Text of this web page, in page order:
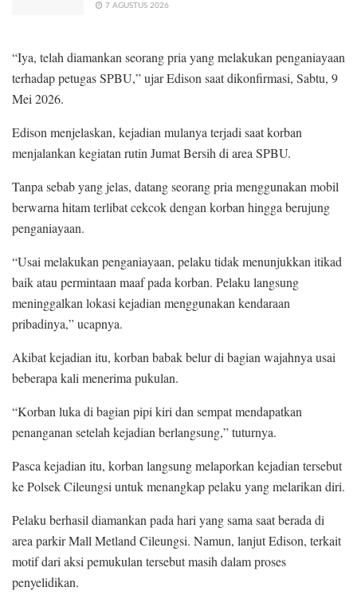
7 AGUSTUS 2026
“Iya, telah diamankan seorang pria yang melakukan penganiayaan
terhadap petugas SPBU,” ujar Edison saat dikonfirmasi, Sabtu, 9
Mei 2026.
Edison menjelaskan, kejadian mulanya terjadi saat korban
menjalankan kegiatan rutin Jumat Bersih di area SPBU.
Tanpa sebab yang jelas, datang seorang pria menggunakan mobil
berwarna hitam terlibat cekcok dengan korban hingga berujung
penganiayaan.
“Usai melakukan penganiayaan, pelaku tidak menunjukkan itikad
baik atau permintaan maaf pada korban. Pelaku langsung
meninggalkan lokasi kejadian menggunakan kendaraan
pribadinya,” ucapnya.
Akibat kejadian itu, korban babak belur di bagian wajahnya usai
beberapa kali menerima pukulan.
“Korban luka di bagian pipi kiri dan sempat mendapatkan
penanganan setelah kejadian berlangsung,” tuturnya.
Pasca kejadian itu, korban langsung melaporkan kejadian tersebut
ke Polsek Cileungsi untuk menangkap pelaku yang melarikan diri.
Pelaku berhasil diamankan pada hari yang sama saat berada di
area parkir Mall Metland Cileungsi. Namun, lanjut Edison, terkait
motif dari aksi pemukulan tersebut masih dalam proses
penyelidikan.